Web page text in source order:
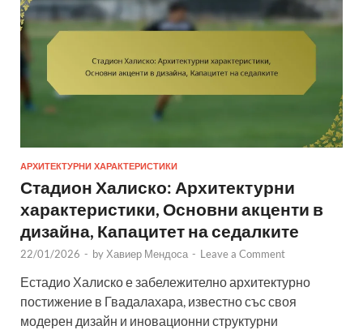
АРХИТЕКТУРНИ ХАРАКТЕРИСТИКИ
Стадион Халиско: Архитектурни
характеристики, Основни акценти в
дизайна, Капацитет на седалките
22/01/2026 - byХавиер Мендоса - Leave a Comment
Естадио Халиско е забележително архитектурно
постижение в Гвадалахара, известно със своя
модерен дизайн и иновационни структурни